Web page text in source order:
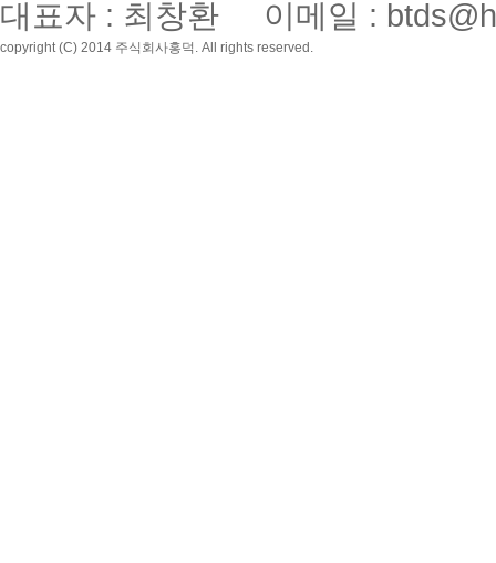
대표자 : 최창환 이메일 :
copyright (C) 2014 주식회사홍덕. All rights reserved.